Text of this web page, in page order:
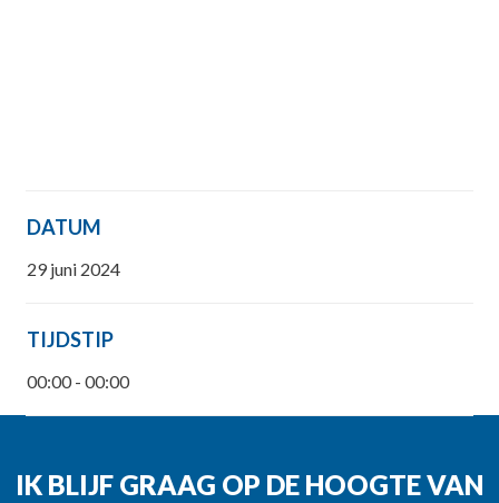
DATUM
29 juni 2024
TIJDSTIP
00:00 - 00:00
IK BLIJF GRAAG OP DE HOOGTE VAN